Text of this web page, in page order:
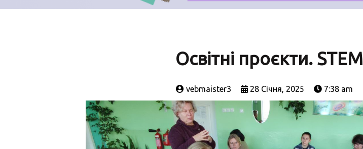
Освітні проєкти. STEM
vebmaister3 28 Січня, 2025 7:38 am